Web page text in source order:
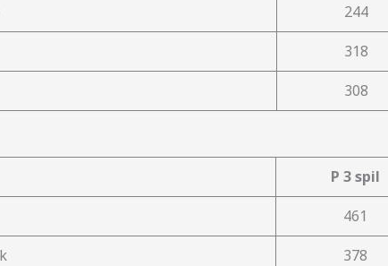
244
318
308
P 3 spil
461
378